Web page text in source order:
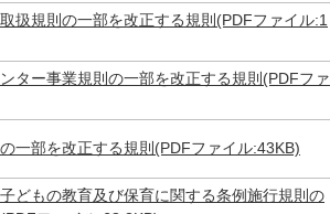
扱規則の一部を改正する規則(PDFファイル:1
ター事業規則の一部を改正する規則(PDFファ
一部を改正する規則(PDFファイル:43KB)
どもの教育及び保育に関する条例施行規則の